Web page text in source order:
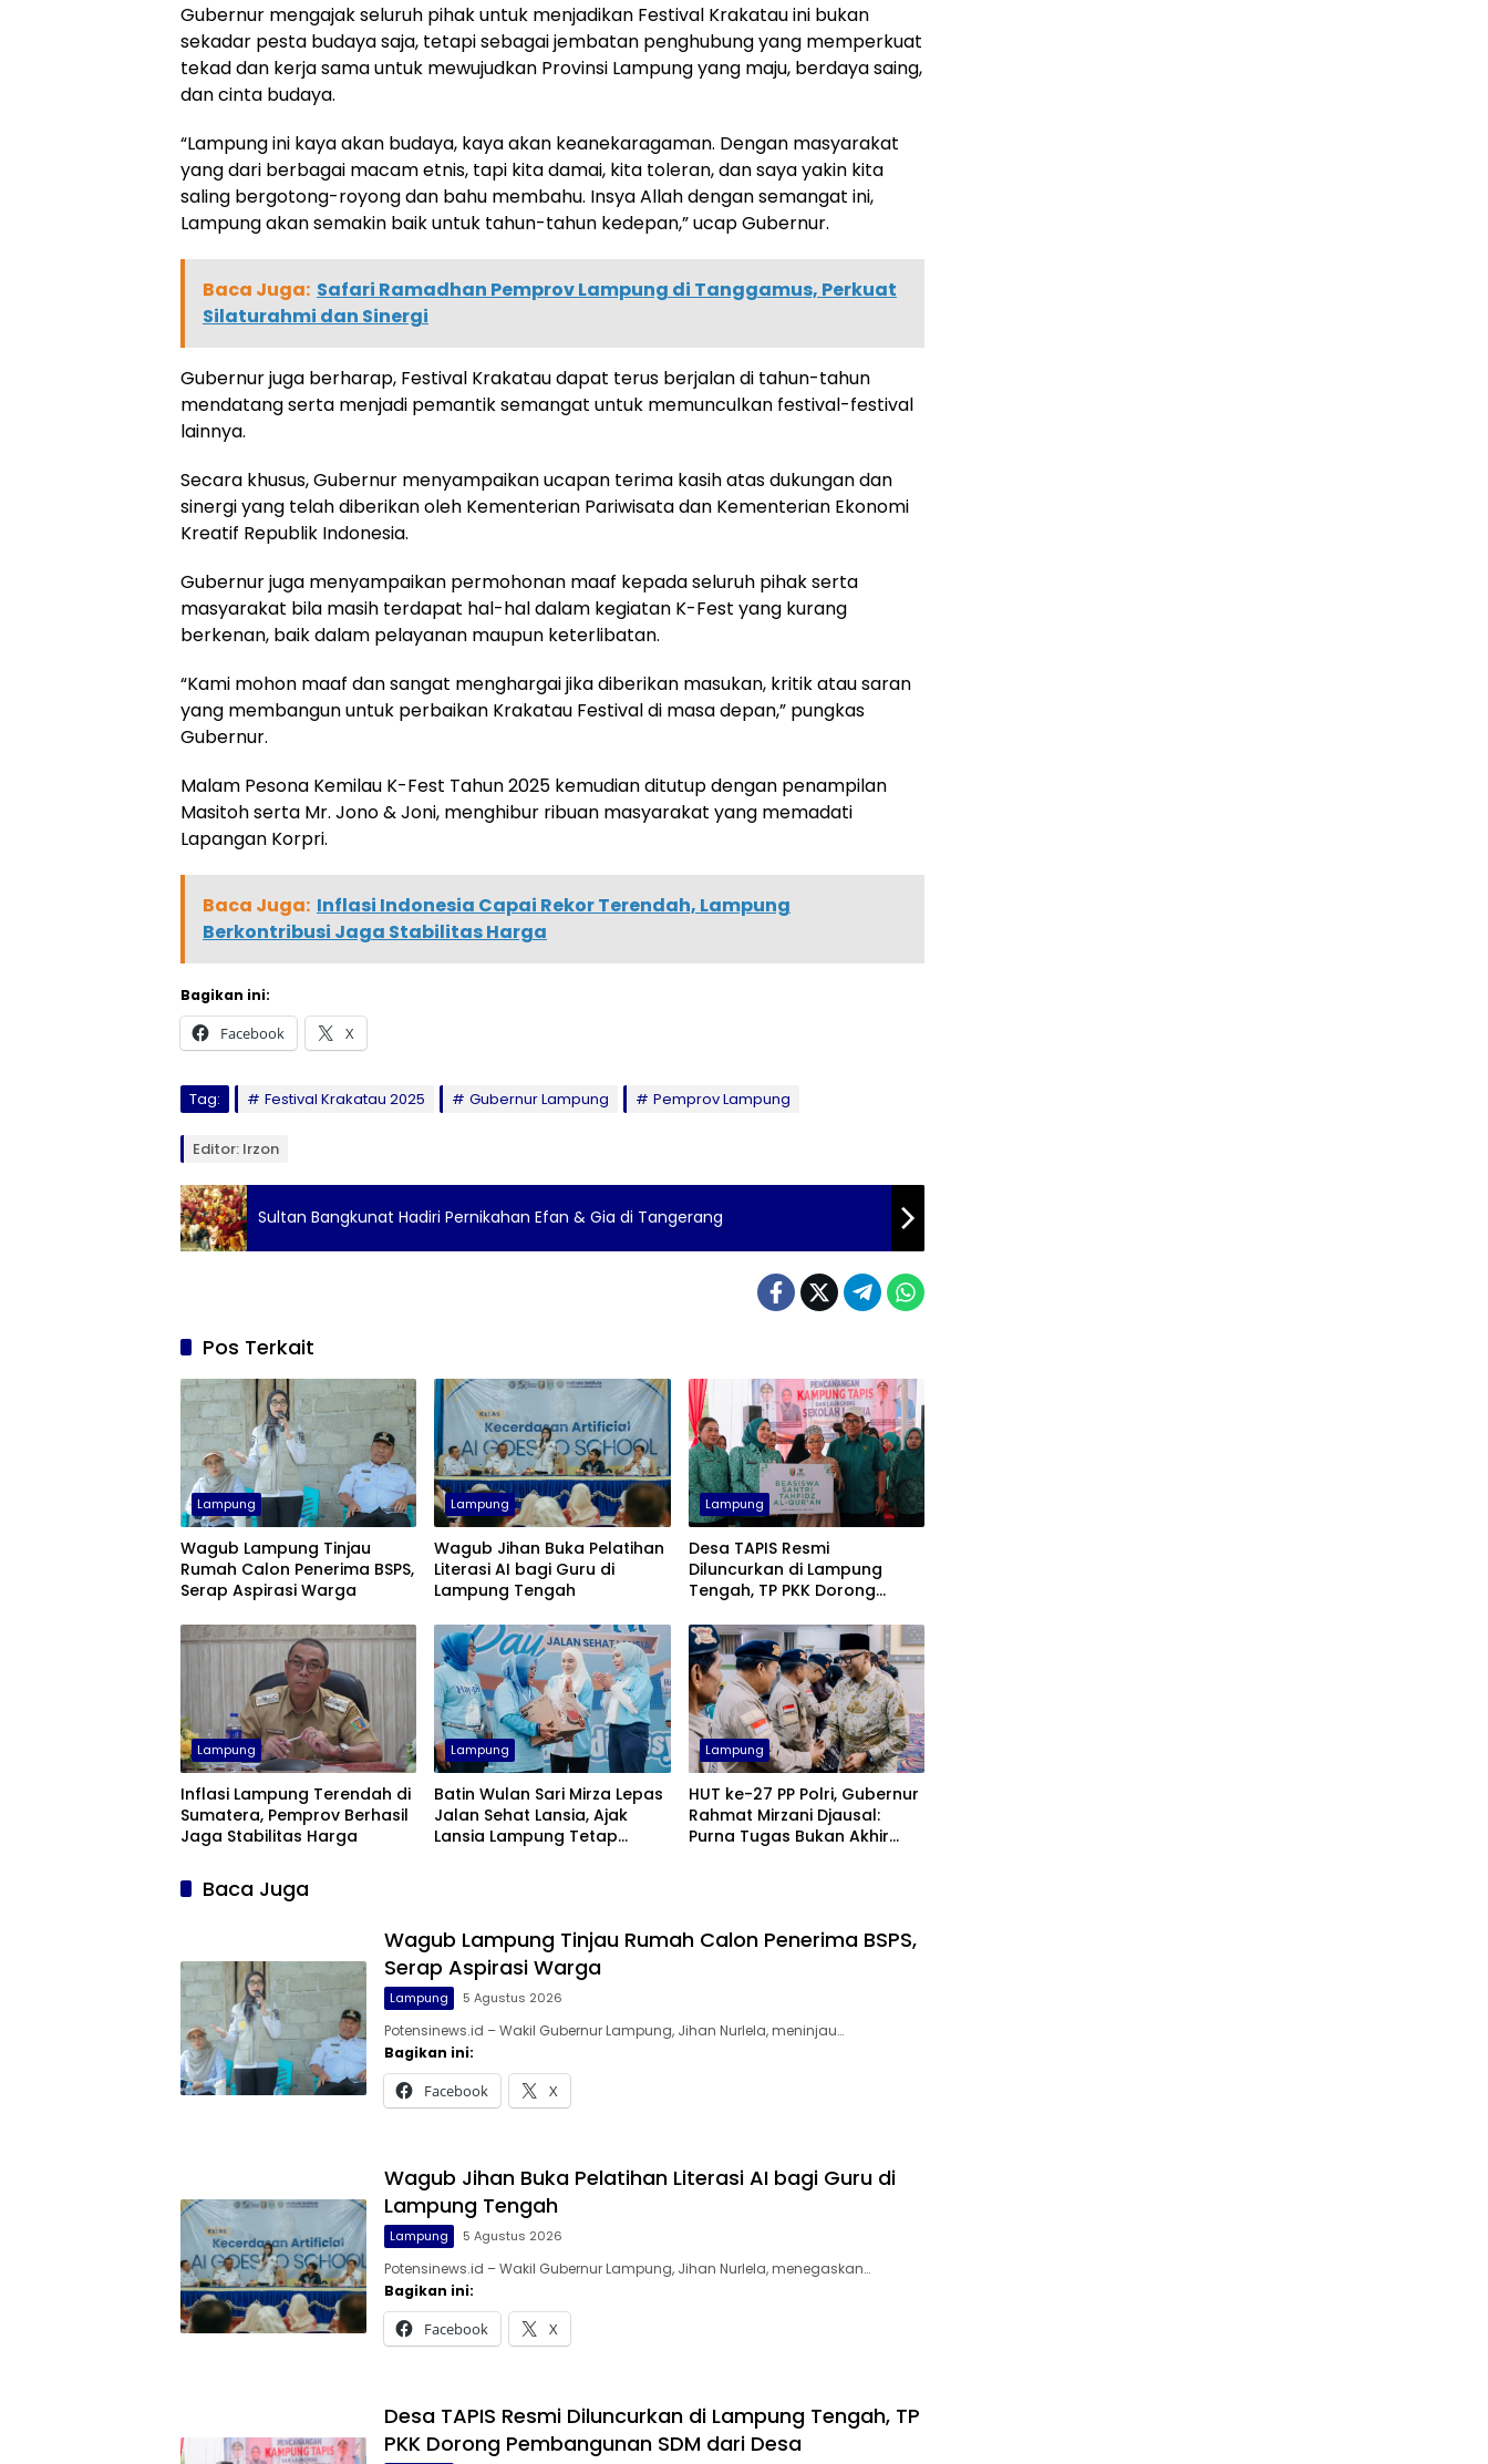
Gubernur mengajak seluruh pihak untuk menjadikan Festival Krakatau ini bukan
sekadar pesta budaya saja, tetapi sebagai jembatan penghubung yang memperkuat
tekad dan kerja sama untuk mewujudkan Provinsi Lampung yang maju, berdaya saing,
dan cinta budaya.
“Lampung ini kaya akan budaya, kaya akan keanekaragaman. Dengan masyarakat
yang dari berbagai macam etnis, tapi kita damai, kita toleran, dan saya yakin kita
saling bergotong-royong dan bahu membahu. Insya Allah dengan semangat ini,
Lampung akan semakin baik untuk tahun-tahun kedepan,” ucap Gubernur.
Baca Juga: Safari Ramadhan Pemprov Lampung di Tanggamus, Perkuat
Silaturahmi dan Sinergi
Gubernur juga berharap, Festival Krakatau dapat terus berjalan di tahun-tahun
mendatang serta menjadi pemantik semangat untuk memunculkan festival-festival
lainnya.
Secara khusus, Gubernur menyampaikan ucapan terima kasih atas dukungan dan
sinergi yang telah diberikan oleh Kementerian Pariwisata dan Kementerian Ekonomi
Kreatif Republik Indonesia.
Gubernur juga menyampaikan permohonan maaf kepada seluruh pihak serta
masyarakat bila masih terdapat hal-hal dalam kegiatan K-Fest yang kurang
berkenan, baik dalam pelayanan maupun keterlibatan.
“Kami mohon maaf dan sangat menghargai jika diberikan masukan, kritik atau saran
yang membangun untuk perbaikan Krakatau Festival di masa depan,” pungkas
Gubernur.
Malam Pesona Kemilau K-Fest Tahun 2025 kemudian ditutup dengan penampilan
Masitoh serta Mr. Jono & Joni, menghibur ribuan masyarakat yang memadati
Lapangan Korpri.
Baca Juga: Inflasi Indonesia Capai Rekor Terendah, Lampung
Berkontribusi Jaga Stabilitas Harga
Bagikan ini:
Facebook X
Tag: Festival Krakatau 2025 Gubernur Lampung Pemprov Lampung
Editor: Irzon
Sultan Bangkunat Hadiri Pernikahan Efan & Gia di Tangerang
Pos Terkait
Lampung
Wagub Lampung Tinjau
Rumah Calon Penerima BSPS,
Serap Aspirasi Warga
Lampung
Wagub Jihan Buka Pelatihan
Literasi AI bagi Guru di
Lampung Tengah
Lampung
Desa TAPIS Resmi
Diluncurkan di Lampung
Tengah, TP PKK Dorong
Desa
Lampung
Inflasi Lampung Terendah di
Sumatera, Pemprov Berhasil
Jaga Stabilitas Harga
Lampung
Batin Wulan Sari Mirza Lepas
Jalan Sehat Lansia, Ajak
Lansia Lampung Tetap
Lampung
HUT ke-27 PP Polri, Gubernur
Rahmat Mirzani Djausal:
Purna Tugas Bukan Akhir
Baca Juga
Wagub Lampung Tinjau Rumah Calon Penerima BSPS,
Serap Aspirasi Warga
Lampung 5 Agustus 2026
Potensinews.id – Wakil Gubernur Lampung, Jihan Nurlela, meninjau…
Bagikan ini:
Facebook X
Wagub Jihan Buka Pelatihan Literasi AI bagi Guru di
Lampung Tengah
Lampung 5 Agustus 2026
Potensinews.id – Wakil Gubernur Lampung, Jihan Nurlela, menegaskan…
Bagikan ini:
Facebook X
Desa TAPIS Resmi Diluncurkan di Lampung Tengah, TP
PKK Dorong Pembangunan SDM dari Desa